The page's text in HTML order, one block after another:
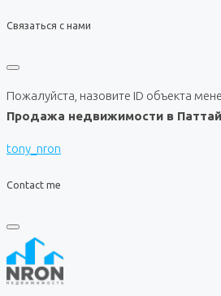
Связаться с нами
Пожалуйста, назовите ID объекта
Продажа недвижимости в
tony_nron
Contact me